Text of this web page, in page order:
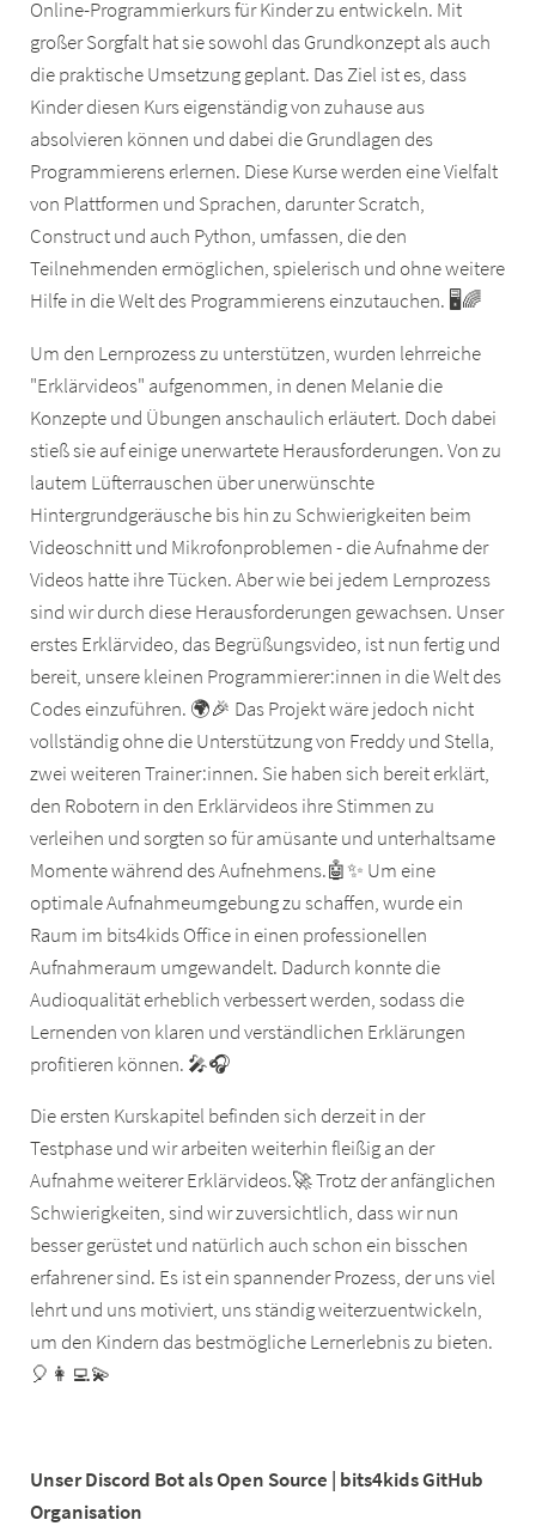
Online-Programmierkurs für Kinder zu entwickeln. Mit
großer Sorgfalt hat sie sowohl das Grundkonzept als auch
die praktische Umsetzung geplant. Das Ziel ist es, dass
Kinder diesen Kurs eigenständig von zuhause aus
absolvieren können und dabei die Grundlagen des
Programmierens erlernen. Diese Kurse werden eine Vielfalt
von Plattformen und Sprachen, darunter Scratch,
Construct und auch Python, umfassen, die den
Teilnehmenden ermöglichen, spielerisch und ohne weitere
Hilfe in die Welt des Programmierens einzutauchen. 🖥️🌈
Um den Lernprozess zu unterstützen, wurden lehrreiche
"Erklärvideos" aufgenommen, in denen Melanie die
Konzepte und Übungen anschaulich erläutert. Doch dabei
stieß sie auf einige unerwartete Herausforderungen. Von zu
lautem Lüfterrauschen über unerwünschte
Hintergrundgeräusche bis hin zu Schwierigkeiten beim
Videoschnitt und Mikrofonproblemen - die Aufnahme der
Videos hatte ihre Tücken. Aber wie bei jedem Lernprozess
sind wir durch diese Herausforderungen gewachsen. Unser
erstes Erklärvideo, das Begrüßungsvideo, ist nun fertig und
bereit, unsere kleinen Programmierer:innen in die Welt des
Codes einzuführen. 🌍🎉 Das Projekt wäre jedoch nicht
vollständig ohne die Unterstützung von Freddy und Stella,
zwei weiteren Trainer:innen. Sie haben sich bereit erklärt,
den Robotern in den Erklärvideos ihre Stimmen zu
verleihen und sorgten so für amüsante und unterhaltsame
Momente während des Aufnehmens.🤖✨ Um eine
optimale Aufnahmeumgebung zu schaffen, wurde ein
Raum im bits4kids Office in einen professionellen
Aufnahmeraum umgewandelt. Dadurch konnte die
Audioqualität erheblich verbessert werden, sodass die
Lernenden von klaren und verständlichen Erklärungen
profitieren können. 🎤🎧
Die ersten Kurskapitel befinden sich derzeit in der
Testphase und wir arbeiten weiterhin fleißig an der
Aufnahme weiterer Erklärvideos.🚀 Trotz der anfänglichen
Schwierigkeiten, sind wir zuversichtlich, dass wir nun
besser gerüstet und natürlich auch schon ein bisschen
erfahrener sind. Es ist ein spannender Prozess, der uns viel
lehrt und uns motiviert, uns ständig weiterzuentwickeln,
um den Kindern das bestmögliche Lernerlebnis zu bieten.
🎈👩‍💻💫
Unser Discord Bot als Open Source | bits4kids GitHub
Organisation